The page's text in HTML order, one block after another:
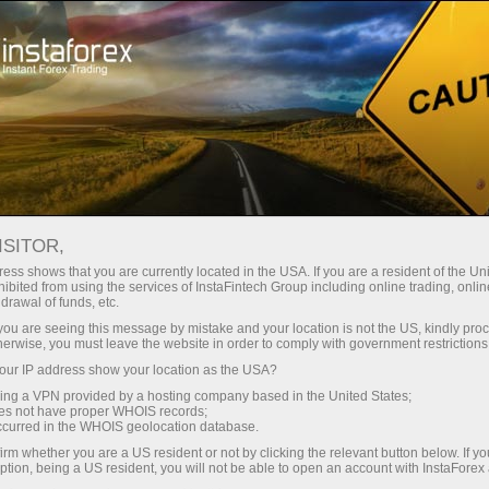
InstaForex билан сиз ҳақиқатан
эга бўласиз: 1:5000 гача кредит
елкаси, бозордаги энг яхши
спред ва комиссиялардан бири,
шунингдек акциялар ва
индекслар билан савдо қилиш
учун қулай шартлар.
Кичик
Ҳар бир депозит учун
30% бонус
Савдода
ва трассада тезлик
shows that you are currently located in the USA. If you are a resident of the
from using the services of InstaFintech Group including online trading,
of funds, etc.
are seeing this message by mistake and your location is not the US, kindly
you must leave the website in order to comply with government
IP address show your location as the USA?
a VPN provided by a hosting company based in the United States;
not have proper WHOIS records;
in the WHOIS geolocation database.
whether you are a US resident or not by clicking the relevant button below. If
being a US resident, you will not be able to open an account with InstaForex